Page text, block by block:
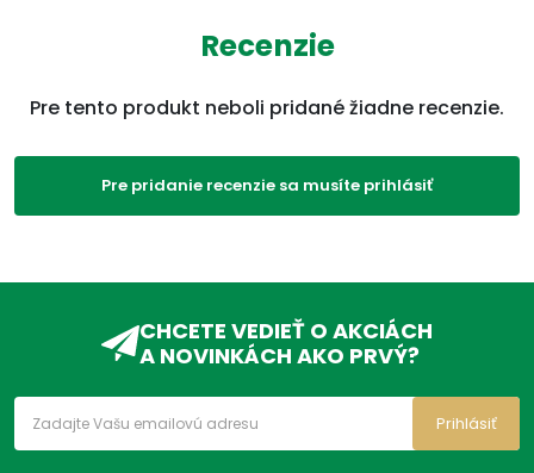
Recenzie
Pre tento produkt neboli pridané žiadne recenzie.
Pre pridanie recenzie sa musíte prihlásiť
CHCETE VEDIEŤ O AKCIÁCH
A NOVINKÁCH AKO PRVÝ?
Prihlásiť